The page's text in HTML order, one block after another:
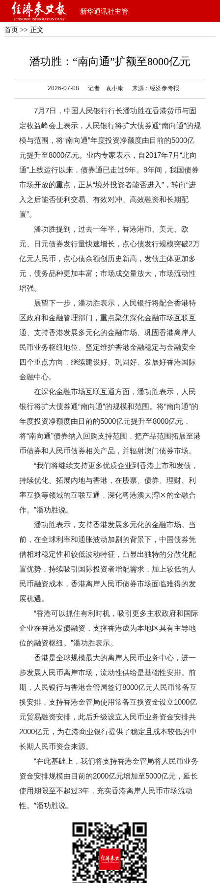
新华通讯社主管
首页 >> 正文
潘功胜：“南向通”扩额至8000亿元
2026-07-08 记者 袁小康 来源：经济参考报
7月7日，中国人民银行行长潘功胜在香港货币与固
定收益峰会上表示，人民银行将扩大债券通“南向通”的规
模与范围，将“南向通”年度投资净额度由目前的5000亿
元提升至8000亿元。业内专家表示，自2017年7月“北向
通”上线运行以来，债券通已走过9年。9年间，我国债券
市场开放的重点，正从“境外投资者能否进入”，转向“进
入之后能否便利交易、有效对冲、高效融资和长期配
置”。
潘功胜提到，过去一年半，香港港币、美元、欧
元、日元债券发行量快速增长，点心债发行规模突破2万
亿元人民币，点心债余额创历史新高，发债主体更加多
元，债务品种更加丰富；市场成交量放大，市场流动性
增强。
展望下一步，潘功胜表示，人民银行将配合香港特
区政府和金融管理部门，重点聚焦深化金融市场互联互
通、支持香港发展多元化的金融市场、巩固香港离岸人
民币业务枢纽地位、坚定维护香港金融稳定与金融安全
四个重点方向，继续建设好、巩固好、发展好香港国际
金融中心。
在深化金融市场互联互通方面，潘功胜表示，人民
银行将扩大债券通“南向通”的规模和范围。将“南向通”的
年度投资净额度由目前的5000亿元提升至8000亿元，
将“南向通”债券纳入回购支持范围，把产品范围拓展至港
币债券和人民币债券相关产品，并辐射澳门债券市场。
“我们将继续支持更多优质企业到香港上市和发债，
持续优化、拓展内地与香港，在股票、债券、理财、利
率互换等领域的互联互通，深化粤港澳大湾区的金融合
作。”潘功胜说。
潘功胜表示，支持香港发展多元化的金融市场。当
前，在全球利率和通胀波动加剧的背景下，中国债券凭
借相对稳定性和较低波动特征，凸显出独特的分散化配
置优势，持续吸引国际投资者增配需求，加上较低的人
民币融资成本，香港离岸人民币债券市场面临难得的发
展机遇。
“香港可以抓住有利时机，吸引更多主权政府和国际
企业在香港发债融资，支撑香港成为本地区具有主导地
位的融资枢纽。”潘功胜表示。
香港是全球规模最大的离岸人民币业务中心，进一
步发展人民币离岸市场，流动性供给是基础性安排。前
期，人民银行与香港金管局签订8000亿元人民币常备互
换安排，支持香港金管局使用常备互换资金设立1000亿
元贸易融资安排，此后升级设立人民币业务资金安排共
2000亿元，为在港商业银行提供了稳定且成本较低的中
长期人民币资金来源。
“在此基础上，我们将支持香港金管局将人民币业务
资金安排规模由目前的2000亿元增加至5000亿元，延长
使用期限至不超过3年，充实香港离岸人民币市场流动
性。”潘功胜说。